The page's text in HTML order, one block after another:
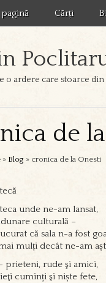
Cărți
e o ardere care stoarce
de
» Blog » cronica de la Onesti
unde ne-am lansat,
culturală –
că sala n-a fost
mulți decât ne-am
prieteni, rude şi amici,
cuminți şi niște fete,